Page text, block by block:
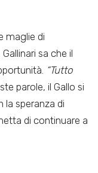
maglie di
Gallinari sa che il
“Tutto
parole, il Gallo si
la speranza di
di continuare a